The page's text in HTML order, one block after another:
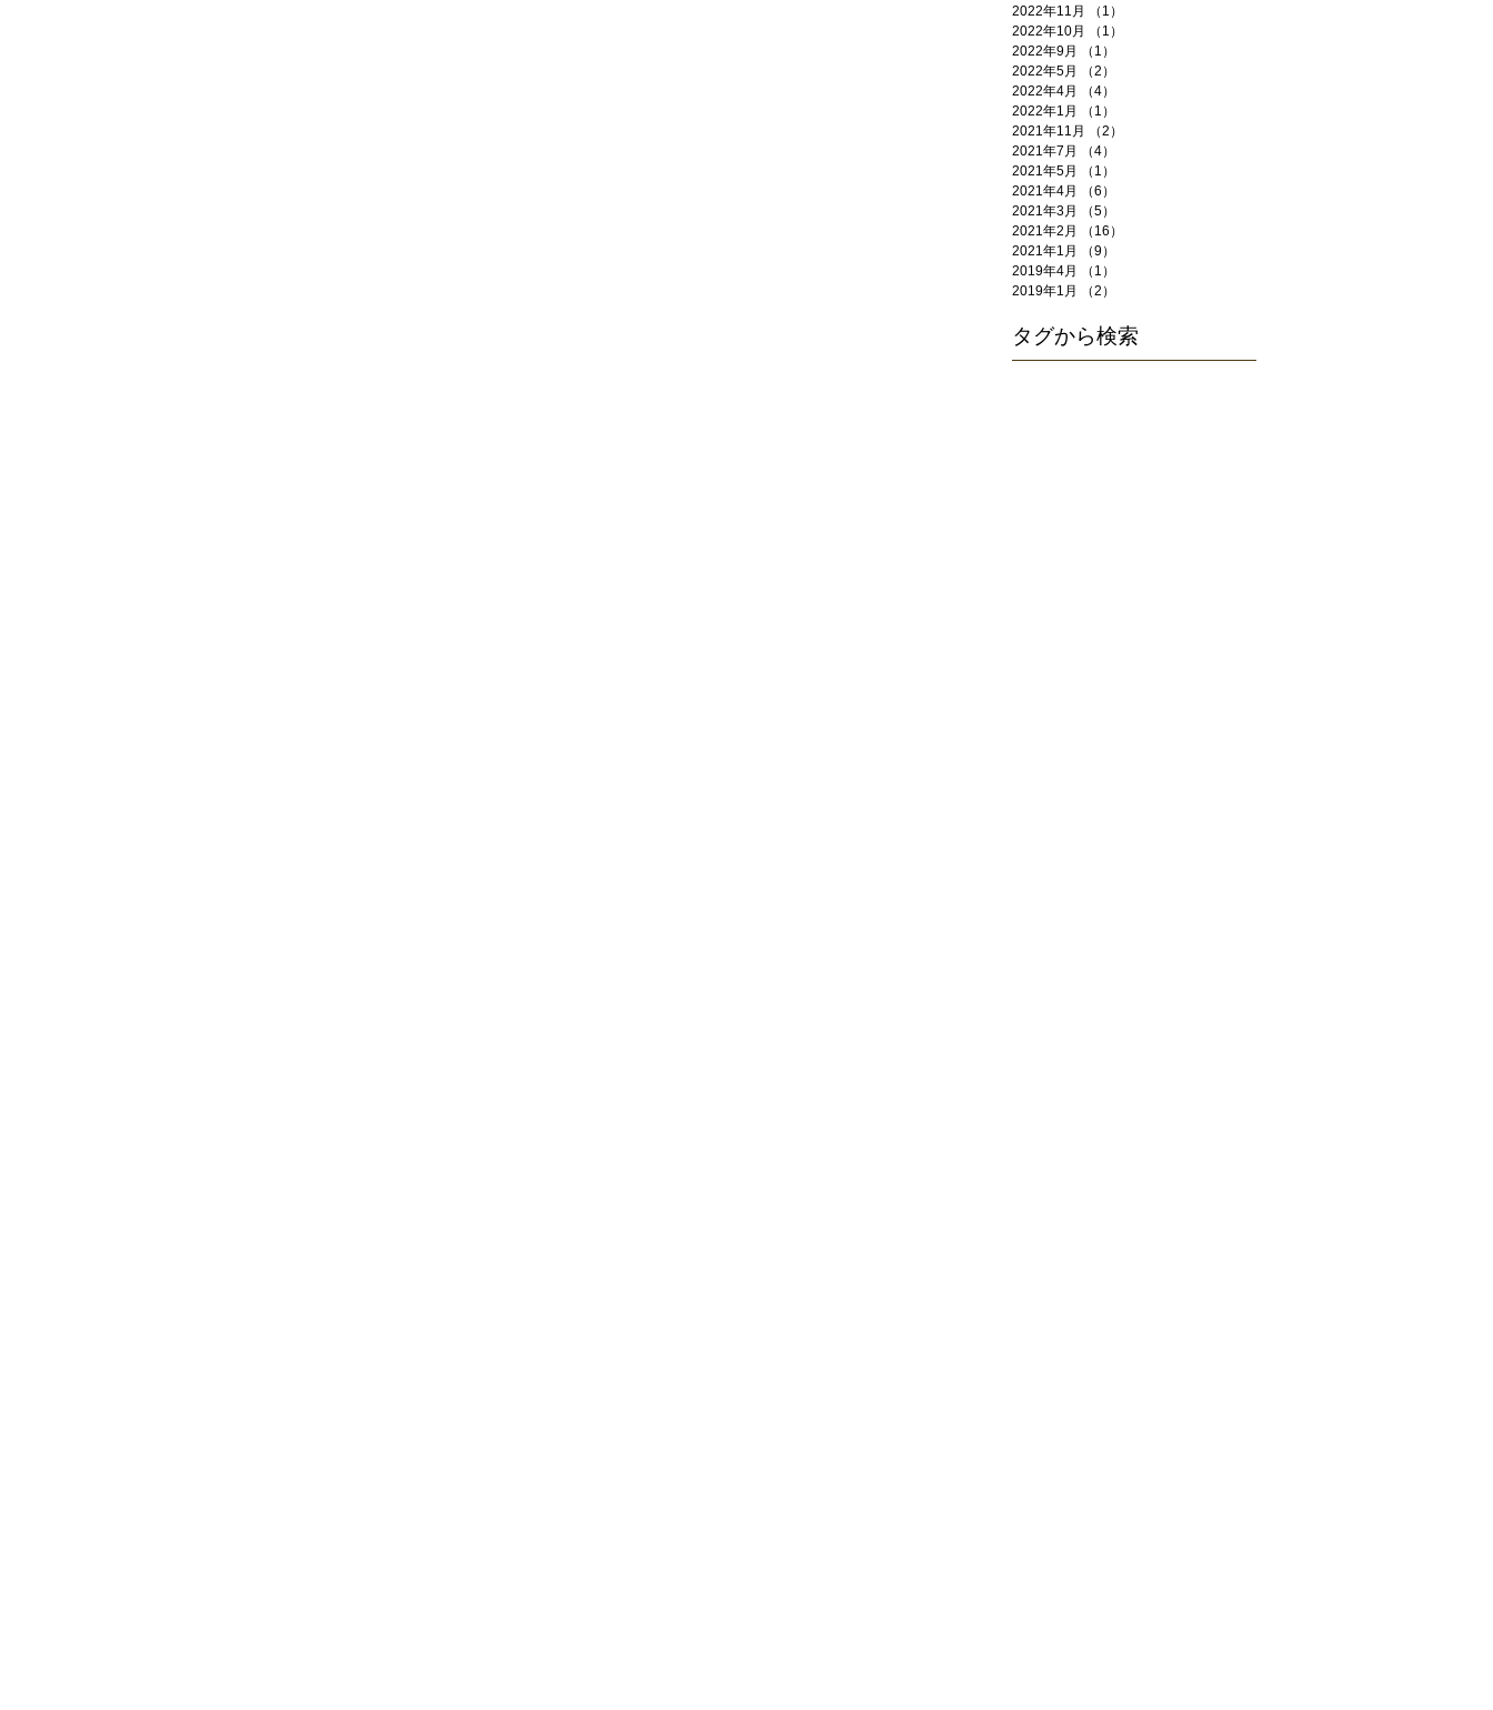
2022年11月
（1）
2022年10月
（1）
2022年9月
（1）
2022年5月
（2）
2022年4月
（4）
2022年1月
（1）
2021年11月
（2）
2021年7月
（4）
2021年5月
（1）
2021年4月
（6）
2021年3月
（5）
2021年2月
（16）
2021年1月
（9）
2019年4月
（1）
2019年1月
（2）
タグから検索